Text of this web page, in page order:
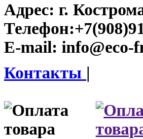
Адрес: г.
Телефон:
E-mail: info@eco-
Контакты |